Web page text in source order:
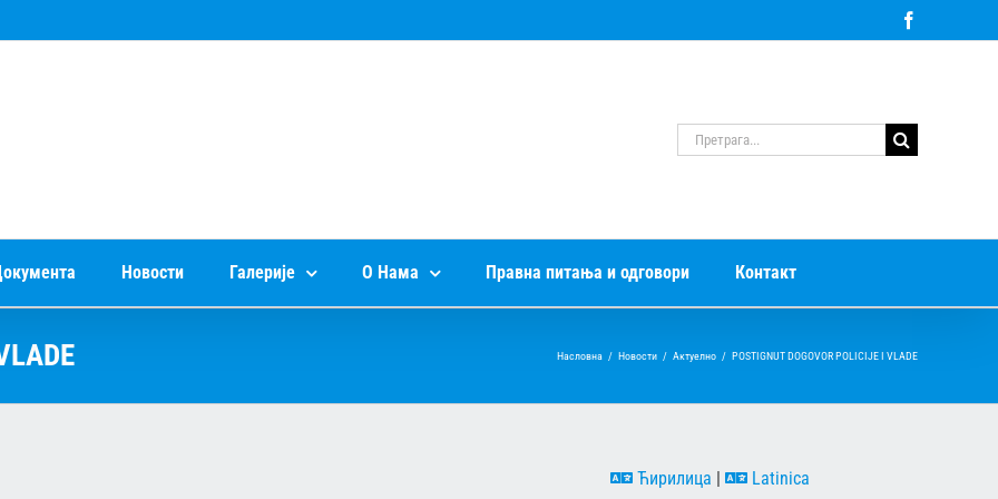
Претрага
за:
Новости Галерије О Нама Правна питања и одговори Контакт
Насловна / Новости / Актуелно / POSTIGNUT DOGOVOR POLICIJE I VLADE
Ћирилица Latinica